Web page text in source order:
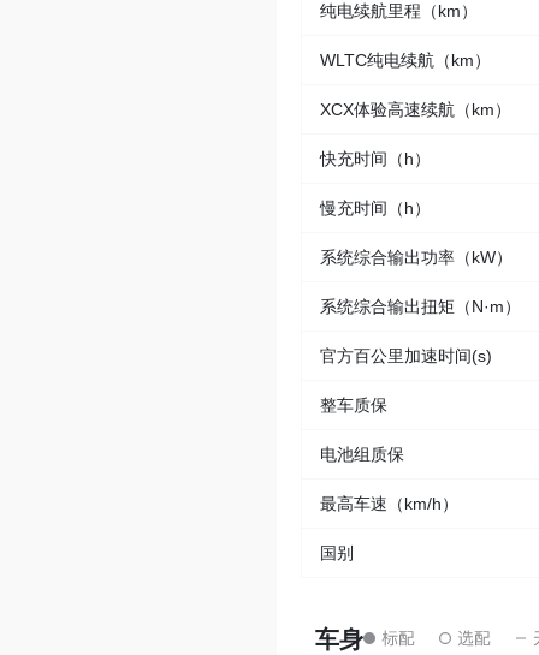
纯电续航里程（km）
WLTC纯电续航（km）
XCX体验高速续航（km）
快充时间（h）
慢充时间（h）
系统综合输出功率（kW）
系统综合输出扭矩（N·m）
官方百公里加速时间(s)
整车质保
电池组质保
最高车速（km/h）
国别
车身